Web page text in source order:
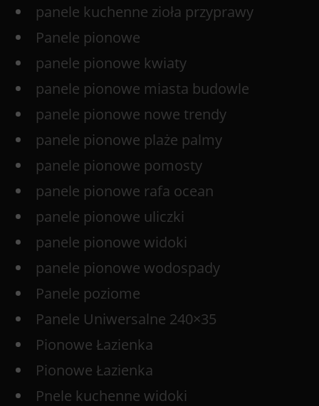
panele kuchenne zioła przyprawy
Panele pionowe
panele pionowe kwiaty
panele pionowe miasta budowle
panele pionowe nowe trendy
panele pionowe plaże palmy
panele pionowe pomosty
panele pionowe rafa ocean
panele pionowe uliczki
panele pionowe widoki
panele pionowe wodospady
Panele poziome
Panele Uniwersalne 240×35
Pionowe Łazienka
Pionowe Łazienka
Pnele kuchenne widoki